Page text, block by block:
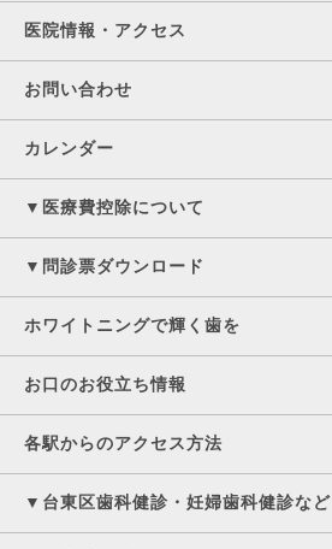
医院情報・アクセス
お問い合わせ
カレンダー
▼医療費控除について
▼問診票ダウンロード
ホワイトニングで輝く歯を
お口のお役立ち情報
各駅からのアクセス方法
▼台東区歯科健診・妊婦歯科健診など